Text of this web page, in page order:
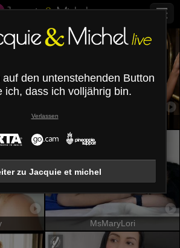
MsMaryLori
den untenstehenden Button
ich, dass ich volljährig bin.
Verlassen
zu Jacquie et michel